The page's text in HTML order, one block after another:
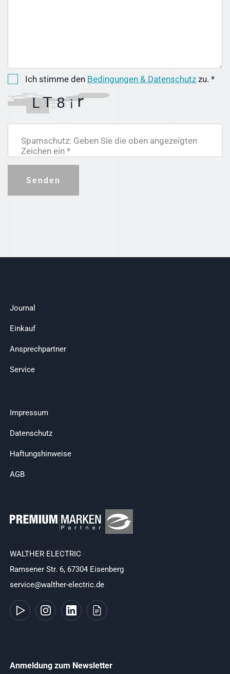
Ich stimme den Bedingungen & Datenschutz zu. *
Spamschutz: Geben Sie die oben angezeigten
Zeichen ein *
Senden
Journal
Einkauf
Ansprechpartner
Service
Impressum
Datenschutz
Haftungshinweise
AGB
WALTHER ELECTRIC
Ramsener Str. 6, 67304 Eisenberg
service@walther-electric.de
Anmeldung zum Newsletter